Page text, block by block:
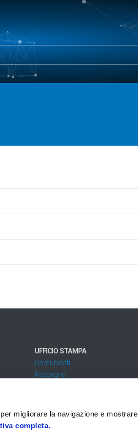
migliorare la navigazione e mostrare
completa.
UFFICIO STAMPA
Comunicati
Rassegna
Accessibilità